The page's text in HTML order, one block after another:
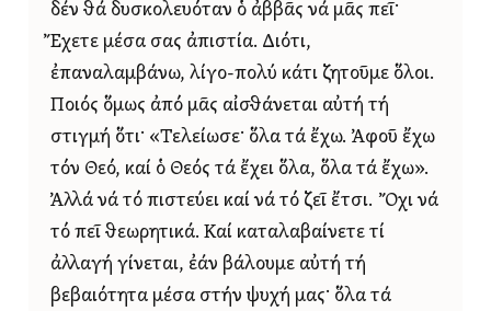
δέν θά δυσκολευόταν ὁ ἀββᾶς νά μᾶς πεῖ·
Ἔχετε μέσα σας ἀπιστία. Διότι,
ἐπαναλαμβάνω, λίγο-πολύ κάτι ζητοῦμε ὅλοι.
Ποιός ὅμως ἀπό μᾶς αἰσθάνεται αὐτή τή
στιγμή ὅτι· «Τελείωσε· ὅλα τά ἔχω. Ἀφοῦ ἔχω
τόν Θεό, καί ὁ Θεός τά ἔχει ὅλα, ὅλα τά ἔχω».
Ἀλλά νά τό πιστεύει καί νά τό ζεῖ ἔτσι. Ὄχι νά
τό πεῖ θεωρητικά. Καί καταλαβαίνετε τί
ἀλλαγή γίνεται, ἐάν βάλουμε αὐτή τή
βεβαιότητα μέσα στήν ψυχή μας· ὅλα τά